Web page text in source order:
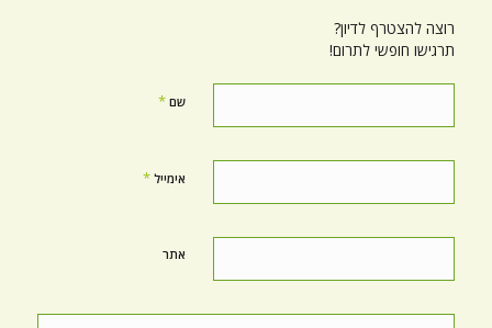
רוצה להצטרף לדיון?
תרגישו חופשי לתרום!
שם *
אימייל *
אתר